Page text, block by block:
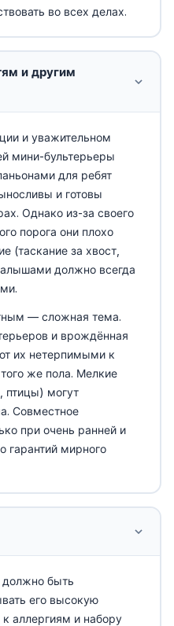
во всех делах.
и другим
и уважительном
мини-бультерьеры
для ребят
и готовы
Однако из-за своего
порога они плохо
(таскание за хвост,
должно всегда
— сложная тема.
и врождённая
их нетерпимыми к
же пола. Мелкие
птицы) могут
Совместное
при очень ранней и
гарантий мирного
должно быть
его высокую
к аллергиям и набору